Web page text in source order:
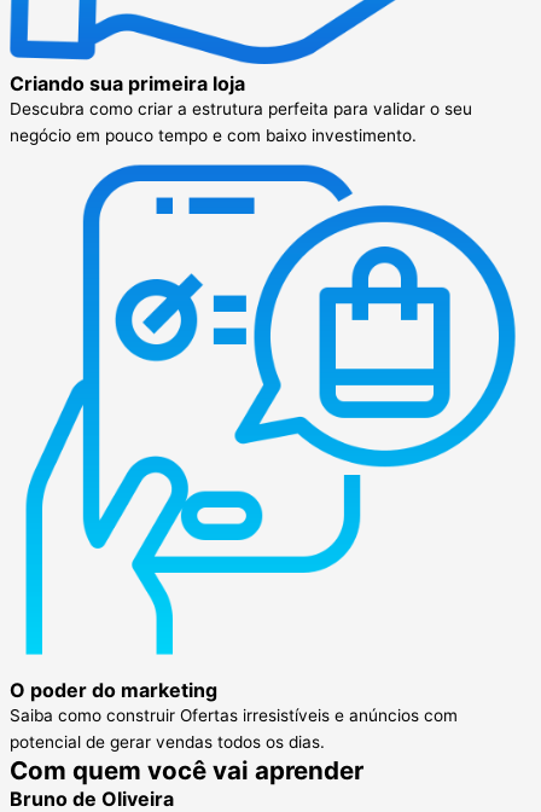
Criando sua primeira loja
Descubra como criar a estrutura perfeita para validar o seu
negócio em pouco tempo e com baixo investimento.
O poder do marketing
Saiba como construir Ofertas irresistíveis e anúncios com
potencial de gerar vendas todos os dias.
Com quem você vai aprender
Bruno de Oliveira